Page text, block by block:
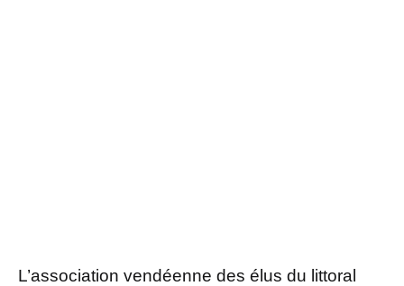
L’association vendéenne des élus du littoral